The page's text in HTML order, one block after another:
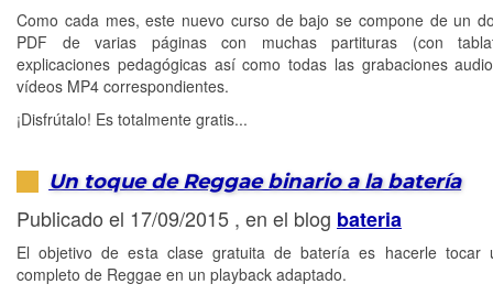
Como cada mes, este nuevo curso de bajo se compone de un
PDF de varias páginas con muchas partituras (con
explicaciones pedagógicas así como todas las grabaciones
vídeos MP4 correspondientes.
¡Disfrútalo! Es totalmente gratis...
Un toque de Reggae binario a la batería
Publicado el 17/09/2015 , en el blog bateria
El objetivo de esta clase gratuita de batería es hacerle tocar
completo de Reggae en un playback adaptado.